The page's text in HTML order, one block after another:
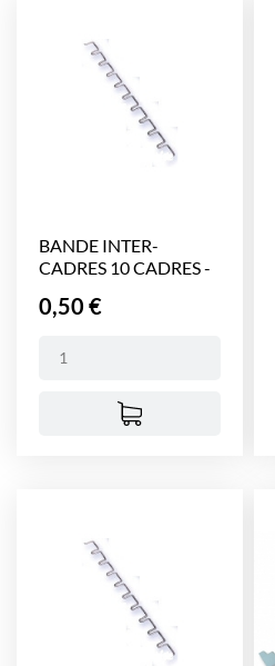
BANDE INTER-
CADRES 10 CADRES -
Prix
0,50 €